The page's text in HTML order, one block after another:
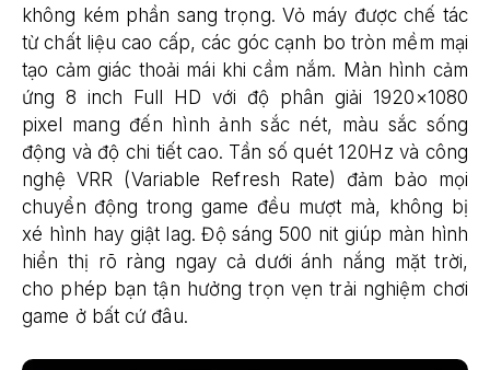
không kém phần sang trọng. Vỏ máy được chế tác
từ chất liệu cao cấp, các góc cạnh bo tròn mềm mại
tạo cảm giác thoải mái khi cầm nắm. Màn hình cảm
ứng 8 inch Full HD với độ phân giải 1920×1080
pixel mang đến hình ảnh sắc nét, màu sắc sống
động và độ chi tiết cao. Tần số quét 120Hz và công
nghệ VRR (Variable Refresh Rate) đảm bảo mọi
chuyển động trong game đều mượt mà, không bị
xé hình hay giật lag. Độ sáng 500 nit giúp màn hình
hiển thị rõ ràng ngay cả dưới ánh nắng mặt trời,
cho phép bạn tận hưởng trọn vẹn trải nghiệm chơi
game ở bất cứ đâu.